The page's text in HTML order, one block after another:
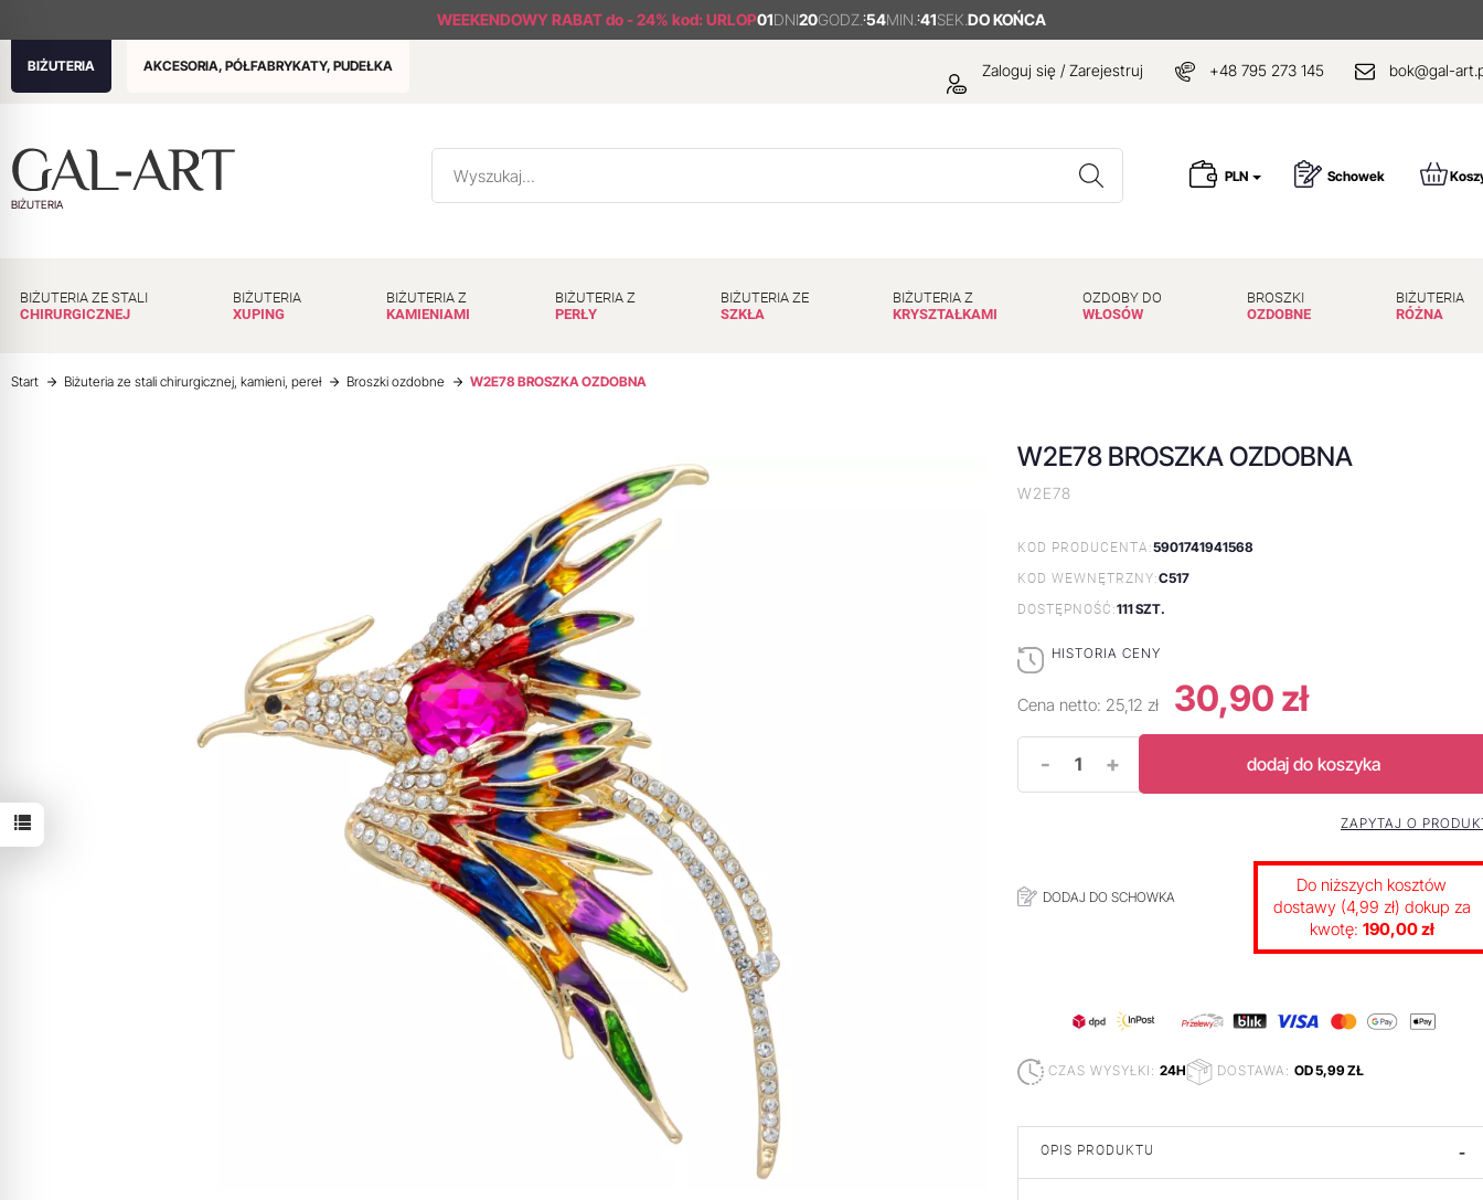
WEEKENDOWY RABATdo - 24% kod: URLOP01DNI20GODZ. :54MIN. :40SEK.DO KOŃCA
BIŻUTERIA AKCESORIA, PÓŁFABRYKATY, PUDEŁKA Zaloguj się / Zarejestruj +48 795 273 145 bok@gal-
BIŻUTERIA
Wyszukaj PLN Schowek
BIŻUTERIA ZE STALI
CHIRURGICZNEJ
BIŻUTERIA
XUPING
BIŻUTERIA Z
KAMIENIAMI
BIŻUTERIA Z
PERŁY
BIŻUTERIA ZE
SZKŁA
BIŻUTERIA Z
KRYSZTAŁKAMI
OZDOBY DO
WŁOSÓW
BROSZKI
OZDOBNE
BIŻUTERIA
RÓŻNA
Start Biżuteria ze stali chirurgicznej, kamieni, pereł Broszki ozdobne W2E78 BROSZKA OZDOBNA
W2E78 BROSZKA OZDOBNA
W2E78
KOD PRODUCENTA:5901741941568
KOD WEWNĘTRZNY:C517
DOSTĘPNOŚĆ:111 SZT.
HISTORIA CENY
Cena netto: 25,12 zł 30,90 zł
- + dodaj do koszyka
DODAJ DO SCHOWKA
ZAPYTAJ O
Do niższych kosztów
dostawy (4,99 zł) dokup za
kwotę: 190,00 zł
CZAS WYSYŁKI: 24H DOSTAWA: OD 5,99 ZŁ
OPIS PRODUKTU -